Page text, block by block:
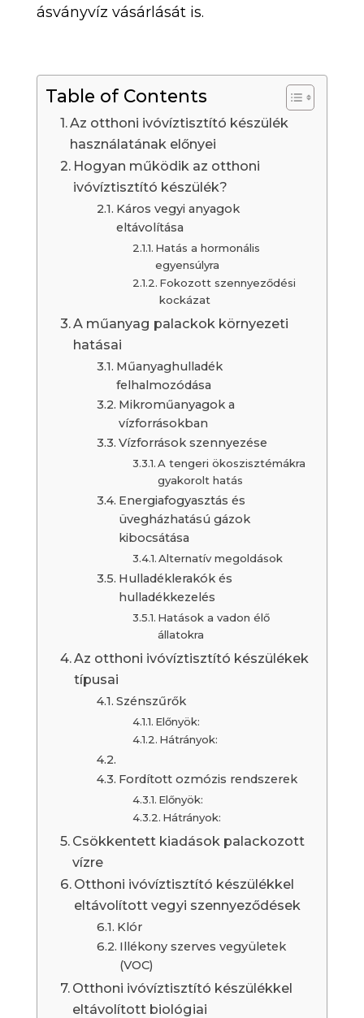
ásványvíz vásárlását is.
Table of Contents
Az otthoni ivóvíztisztító készülék
használatának előnyei
Hogyan működik az otthoni
ivóvíztisztító készülék?
Káros vegyi anyagok
eltávolítása
Hatás a hormonális
egyensúlyra
Fokozott szennyeződési
kockázat
A műanyag palackok környezeti
hatásai
Műanyaghulladék
felhalmozódása
Mikroműanyagok a
vízforrásokban
Vízforrások szennyezése
A tengeri ökoszisztémákra
gyakorolt ​​hatás
Energiafogyasztás és
üvegházhatású gázok
kibocsátása
Alternatív megoldások
Hulladéklerakók és
hulladékkezelés
Hatások a vadon élő
állatokra
Az otthoni ivóvíztisztító készülékek
típusai
Szénszűrők
Előnyök:
Hátrányok:
Fordított ozmózis rendszerek
Előnyök:
Hátrányok:
Csökkentett kiadások palackozott
vízre
Otthoni ivóvíztisztító készülékkel
eltávolított vegyi szennyeződések
Klór
Illékony szerves vegyületek
(VOC)
Otthoni ivóvíztisztító készülékkel
eltávolított biológiai